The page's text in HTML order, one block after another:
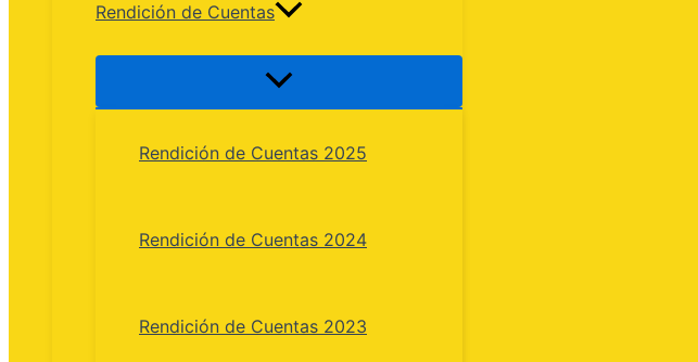
Rendición de Cuentas
Rendición de Cuentas 2025
Rendición de Cuentas 2024
Rendición de Cuentas 2023